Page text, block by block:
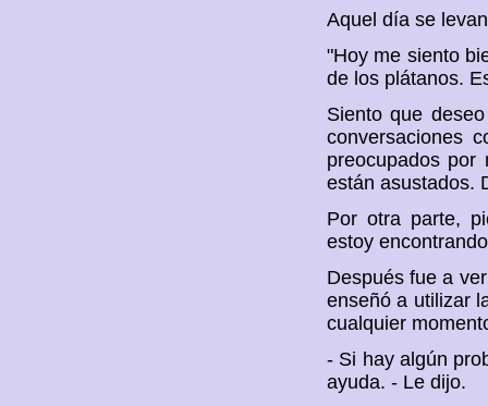
Aquel día se
"Hoy me siento
de los plátanos.
Siento que
conversaciones
preocupados por
están asustados.
Por otra parte,
estoy
Después fue a
enseñó a utilizar
cualquier
- Si hay algún
ayuda. - Le dijo.